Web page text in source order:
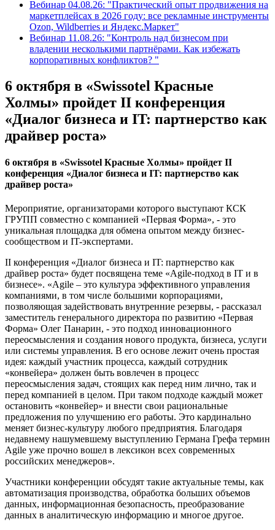
Вебинар 04.08.26: "Практический опыт продвижения на
маркетплейсах в 2026 году: все рекламные инструменты
Ozon, Wildberries и Яндекс.Маркет"
Вебинар 11.08.26: "Контроль над бизнесом при
владении несколькими партнёрами. Как избежать
корпоративных конфликтов? "
6 октября в «Swissotel Красные
Холмы» пройдет II конференция
«Диалог бизнеса и IT: партнерство как
драйвер роста»
6 октября в «Swissotel Красные Холмы» пройдет II
конференция «Диалог бизнеса и IT: партнерство как
драйвер роста»
Мероприятие, организаторами которого выступают КСК
ГРУПП совместно с компанией «Первая Форма», - это
уникальная площадка для обмена опытом между бизнес-
сообществом и IT-экспертами.
II конференция «Диалог бизнеса и IT: партнерство как
драйвер роста» будет посвящена теме «Agile-подход в IT и в
бизнесе». «Agile – это культура эффективного управления
компаниями, в том числе большими корпорациями,
позволяющая задействовать внутренние резервы, - рассказал
заместитель генерального директора по развитию «Первая
Форма» Олег Панарин, - это подход инновационного
переосмысления и создания нового продукта, бизнеса, услуги
или системы управления. В его основе лежит очень простая
идея: каждый участник процесса, каждый сотрудник
«конвейера» должен быть вовлечен в процесс
переосмысления задач, стоящих как перед ним лично, так и
перед компанией в целом. При таком подходе каждый может
остановить «конвейер» и внести свои рациональные
предложения по улучшению его работы. Это кардинально
меняет бизнес-культуру любого предприятия. Благодаря
недавнему нашумевшему выступлению Германа Грефа термин
Agile уже прочно вошел в лексикон всех современных
российских менеджеров».
Участники конференции обсудят такие актуальные темы, как
автоматизация производства, обработка больших объемов
данных, информационная безопасность, преобразование
данных в аналитическую информацию и многое другое.